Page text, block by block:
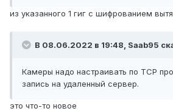
из указанного 1 гиг с шифрованием
В 08.06.2022 в 19:48, Saab95
Камеры надо настраивать по TCP
запись на удаленный сервер.
это что-то новое